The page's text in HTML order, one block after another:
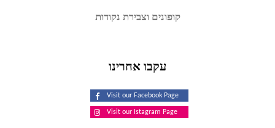
קופונים וצבירת נקודות
עקבו אחרינו
Visit our Facebook Page
Visit our Istagram Page